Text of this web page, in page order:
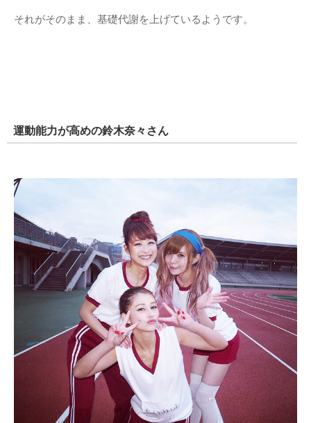
それがそのまま、基礎代謝を上げているようです。
運動能力が高めの鈴木奈々さん